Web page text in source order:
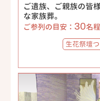
ご遺族、ご親族の皆
な家族葬。
ご参列の目安： 30名
生花祭壇